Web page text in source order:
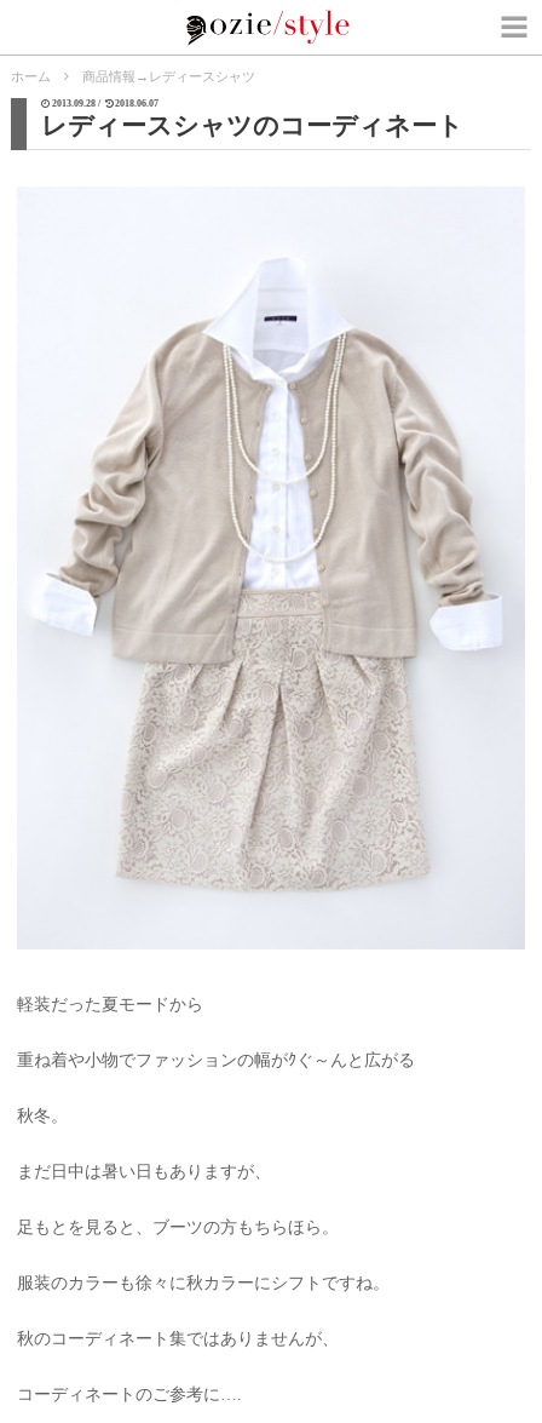
ホーム 商品情報 → レディースシャツ
2013.09.28 / 2018.06.07
レディースシャツのコーディネート
軽装だった夏モードから
重ね着や小物でファッションの幅がｸぐ～んと広がる
秋冬。
まだ日中は暑い日もありますが、
足もとを見ると、ブーツの方もちらほら。
服装のカラーも徐々に秋カラーにシフトですね。
秋のコーディネート集ではありませんが、
コーディネートのご参考に….